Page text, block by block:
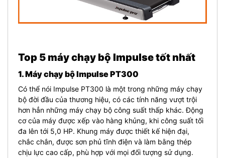
Top 5 máy chạy bộ Impulse tốt nhất
1. Máy chạy bộ Impulse PT300
Có thể nói Impulse PT300 là một trong những máy chạy
bộ đời đầu của thương hiệu, có các tính năng vượt trội
hơn hẳn những máy chạy bộ công suất thấp khác.Động
cơ của máy được xếp vào hàng khủng, khi công suất tối
đa lên tới 5,0 HP. Khung máy được thiết kế hiện đại,
chắc chắn, được sơn phủ tĩnh điện và làm bằng thép
chịu lực cao cấp, phù hợp với mọi đối tượng sử dụng.